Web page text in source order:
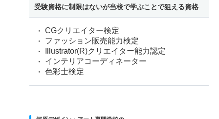
受験資格に制限はないが当校で学ぶことで狙える資格
CGクリエイター検定
ファッション販売能力検定
Illustrator(R)クリエイター能力認定
インテリアコーディネーター
色彩士検定